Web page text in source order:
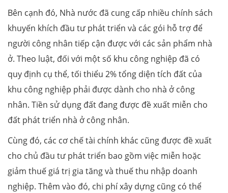
Bên cạnh đó, Nhà nước đã cung cấp nhiều chính sách
khuyến khích đầu tư phát triển và các gói hỗ trợ để
người công nhân tiếp cận được với các sản phẩm nhà
ở. Theo luật, đối với một số khu công nghiệp đã có
quy định cụ thể, tối thiểu 2% tổng diện tích đất của
khu công nghiệp phải được dành cho nhà ở công
nhân. Tiền sử dụng đất đang được đề xuất miễn cho
đất phát triển nhà ở công nhân.
Cùng đó, các cơ chế tài chính khác cũng được đề xuất
cho chủ đầu tư phát triển bao gồm việc miễn hoặc
giảm thuế giá trị gia tăng và thuế thu nhập doanh
nghiệp. Thêm vào đó, chi phí xây dựng cũng có thể